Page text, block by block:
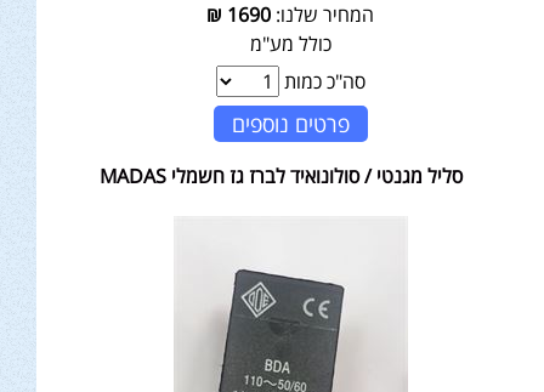
המחיר שלנו: 1690
₪
כולל מע"מ
סה"כ כמות
פרטים נוספים
סליל מגנטי / סולונואיד לברז גז חשמלי MADAS